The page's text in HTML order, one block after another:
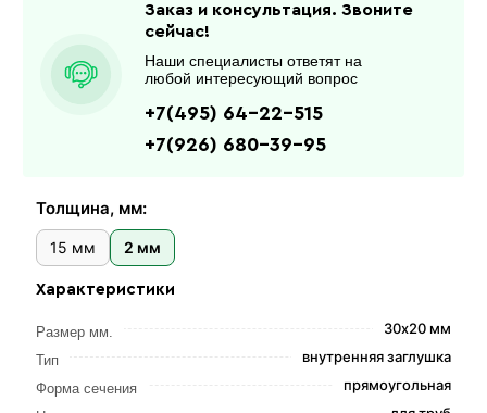
Толщина, мм:
15 мм 2 мм
Характеристики
Размер мм. 30х20 мм
Тип внутренняя заглушка
Форма сечения прямоугольная
Заказ и консультация. Звоните
сейчас!
Наши специалисты ответят на
любой интересующий вопрос
+7(495) 64-22-515
+7(926) 680-39-95